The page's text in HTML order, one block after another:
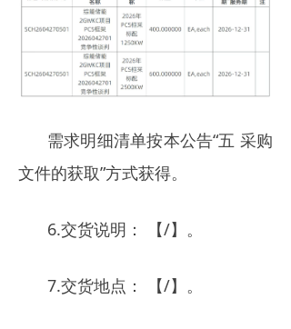
需求明细清单按本公告“五 采购
文件的获取”方式获得。
6.交货说明： 【/】。
7.交货地点： 【/】。